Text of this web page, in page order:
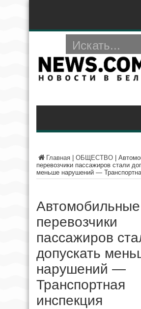
Главная ОБЩЕСТВО
перевозчики пассажиров стали
меньше нарушений —
Автомобильные
перевозчики
пассажиров
допускать
нарушений —
Транспортная
инспекция